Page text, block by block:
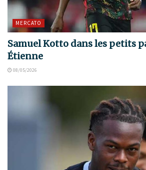
MERCATO
Samuel Kotto dans les petits
Étienne
08/05/2026